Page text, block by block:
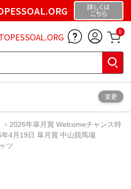
詳しくは
こちら
0
変更
2026年皐月賞 Welcomeチャンス特
4月19日 皐月賞 中山競馬場
ツ